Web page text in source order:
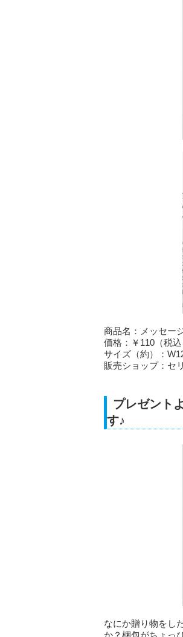
商品名：メッセー
価格：￥110（税込
サイズ（約）：
販売ショップ：セ
プレゼント
す♪
なにか贈り物をし
か？梱包がちょっ